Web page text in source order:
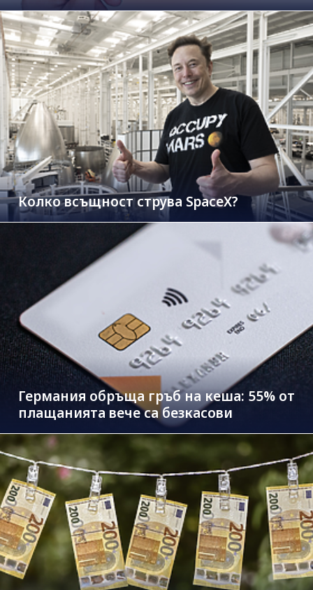
Колко всъщност струва SpaceX?
Германия обръща гръб на кеша: 55% от
плащанията вече са безкасови